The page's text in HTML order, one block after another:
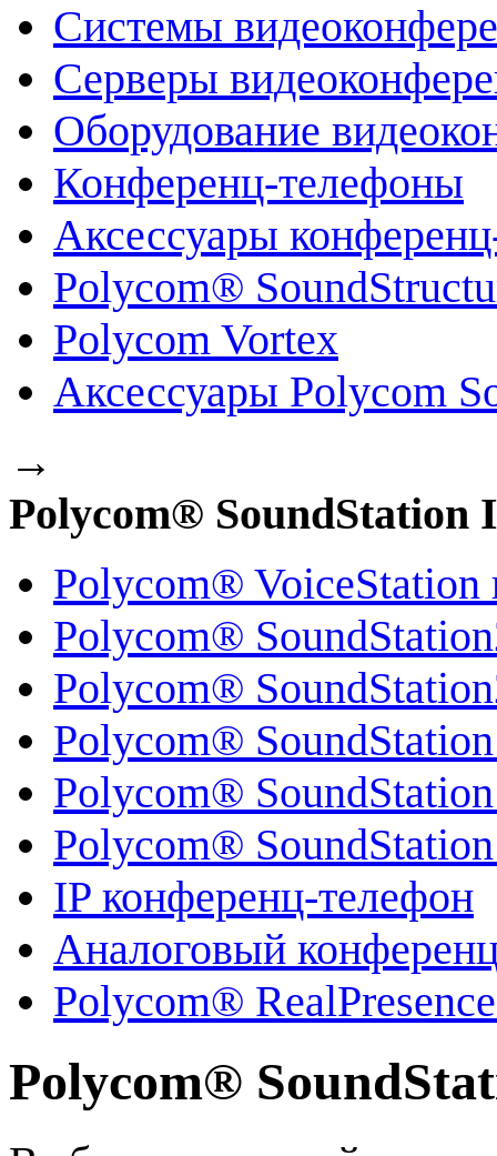
Системы
Серверы
Оборудование
Конференц-телефоны
Аксессуары
Polycom®
Polycom Vortex
Аксессуары Polycom
→
Polycom® SoundStation
Polycom® VoiceStation
Polycom®
Polycom®
Polycom®
Polycom®
Polycom®
IP конференц-телефон
Аналоговый
Polycom®
Polycom®